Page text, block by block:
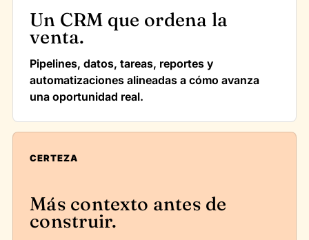
Un CRM que ordena la
venta.
Pipelines, datos, tareas, reportes y
automatizaciones alineadas a cómo avanza
una oportunidad real.
CERTEZA
Más contexto antes de
construir.